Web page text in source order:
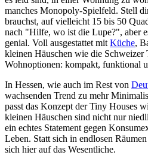
manches Monopoly-Spielfeld. Stell
brauchst, auf vielleicht 15 bis 50
nach "Hilfe, wo ist die Lupe?", aber
genial. Voll ausgestattet mit Küche,
kleinen Häuschen wie die Schweizer
Wohnoptionen: kompakt, funktional
In Hessen, wie auch im Rest von
wachsenden Trend zu mehr
passt das Konzept der Tiny Houses
kleinen Häuschen sind nicht nur
ein echtes Statement gegen
Leben. Statt sich in endlosen
sich hier auf das Wesentliche.